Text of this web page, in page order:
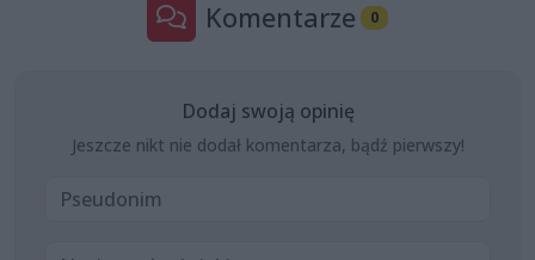
Komentarze 0
Dodaj swoją opinię
Jeszcze nikt nie dodał komentarza, bądź pierwszy!